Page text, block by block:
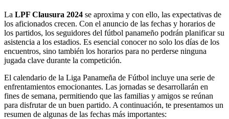
La LPF Clausura 2024 se aproxima y con ello, las expectativas de
los aficionados crecen. Con el anuncio de las fechas y horarios de
los partidos, los seguidores del fútbol panameño podrán planificar su
asistencia a los estadios. Es esencial conocer no solo los días de los
encuentros, sino también los horarios para no perderse ninguna
jugada clave durante la competición.
El calendario de la Liga Panameña de Fútbol incluye una serie de
enfrentamientos emocionantes. Las jornadas se desarrollarán en
fines de semana, permitiendo que las familias y amigos se reúnan
para disfrutar de un buen partido. A continuación, te presentamos un
resumen de algunas de las fechas más importantes: